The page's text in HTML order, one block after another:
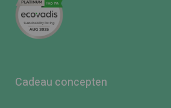
Cadeau concepten